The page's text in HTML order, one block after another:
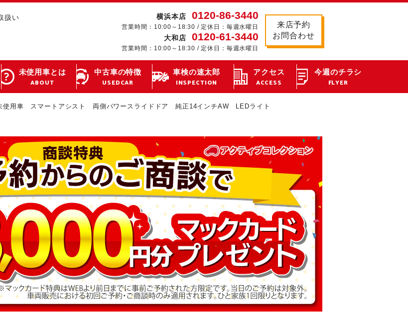
扱い 横浜本店 0120-86-3440
営業時間：10:00～18:30 / 定休日：毎週水曜日
大和店 0120-61-3440
営業時間：10:00～18:30 / 定休日：毎週水曜日
来店予約
お問合わせ
未使用車とは
ABOUT
中古車の特徴
USEDCAR
車検の速太郎
INSPECTION
アクセス
ACCESS
今週のチラシ
FLYER
使用車 スマートアシスト 両側パワースライドドア 純正14インチAW LEDライト